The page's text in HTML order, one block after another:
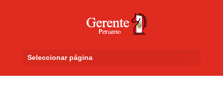
Seleccionar página